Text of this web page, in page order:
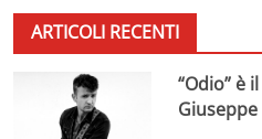
ARTICOLI RECENTI
“Odio” è
Giuseppe